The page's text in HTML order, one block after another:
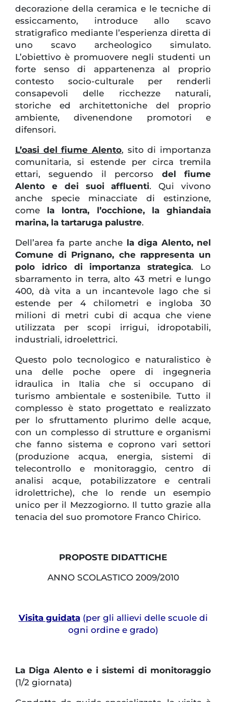
decorazione della ceramica e le tecniche di
essiccamento, introduce allo scavo
stratigrafico mediante l’esperienza diretta di
uno scavo archeologico simulato.
L’obiettivo è promuovere negli studenti un
forte senso di appartenenza al proprio
contesto socio-culturale per renderli
consapevoli delle ricchezze naturali,
storiche ed architettoniche del proprio
ambiente, divenendone promotori e
difensori.
L’oasi del fiume Alento, sito di importanza
comunitaria, si estende per circa tremila
ettari, seguendo il percorso del fiume
Alento e dei suoi affluenti. Qui vivono
anche specie minacciate di estinzione,
come la lontra, l’occhione, la ghiandaia
marina, la tartaruga palustre.
Dell’area fa parte anche la diga Alento, nel
Comune di Prignano, che rappresenta un
polo idrico di importanza strategica. Lo
sbarramento in terra, alto 43 metri e lungo
400, dà vita a un incantevole lago che si
estende per 4 chilometri e ingloba 30
milioni di metri cubi di acqua che viene
utilizzata per scopi irrigui, idropotabili,
industriali, idroelettrici.
Questo polo tecnologico e naturalistico è
una delle poche opere di ingegneria
idraulica in Italia che si occupano di
turismo ambientale e sostenibile. Tutto il
complesso è stato progettato e realizzato
per lo sfruttamento plurimo delle acque,
con un complesso di strutture e organismi
che fanno sistema e coprono vari settori
(produzione acqua, energia, sistemi di
telecontrollo e monitoraggio, centro di
analisi acque, potabilizzatore e centrali
idrolettriche), che lo rende un esempio
unico per il Mezzogiorno. Il tutto grazie alla
tenacia del suo promotore Franco Chirico.
PROPOSTE DIDATTICHE
ANNO SCOLASTICO 2009/2010
Visita guidata(per gli allievi delle scuole di
ogni ordine e grado)
La Diga Alento e i sistemi di monitoraggio
(1/2 giornata)